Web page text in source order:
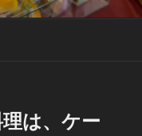
は、ケー